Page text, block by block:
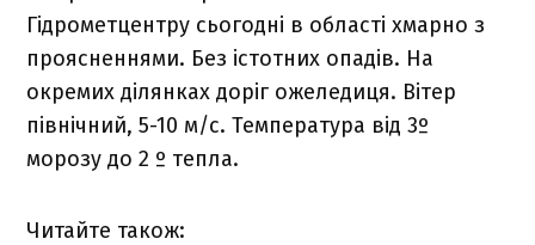
Гідрометцентру сьогодні в області хмарно з
проясненнями. Без істотних опадів. На
окремих ділянках доріг ожеледиця. Вітер
північний, 5-10 м/с. Температура від 3º
морозу до 2 º тепла.
Читайте також: